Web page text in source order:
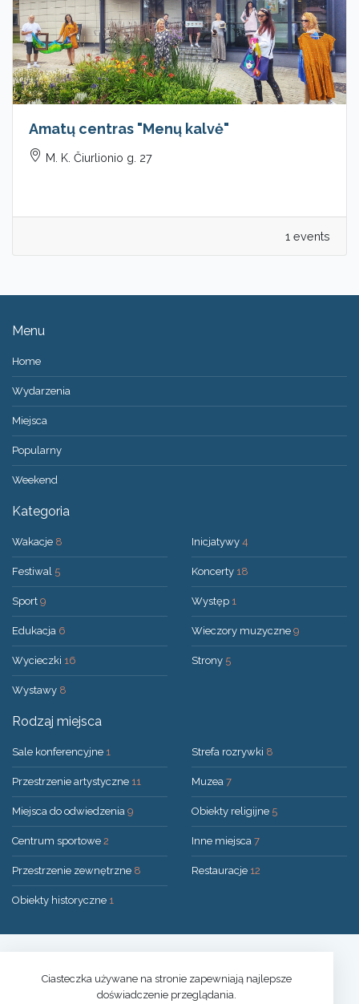
Amatų centras "Menų kalvė"
M. K. Čiurlionio g. 27
1 events
Menu
Home
Wydarzenia
Miejsca
Popularny
Weekend
Kategoria
Wakacje 8
Festiwal 5
Sport 9
Edukacja 6
Wycieczki 16
Wystawy 8
Inicjatywy 4
Koncerty 18
Występ 1
Wieczory muzyczne 9
Strony 5
Rodzaj miejsca
Sale konferencyjne 1
Przestrzenie artystyczne 11
Miejsca do odwiedzenia 9
Centrum sportowe 2
Przestrzenie zewnętrzne 8
Obiekty historyczne 1
Strefa rozrywki 8
Muzea 7
Obiekty religijne 5
Inne miejsca 7
Restauracje 12
Ciasteczka używane na stronie zapewniają najlepsze
doświadczenie przeglądania.